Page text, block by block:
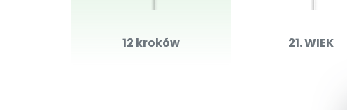
12 kroków 21. WIEK